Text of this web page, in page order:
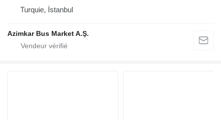
Turquie, İstanbul
Azimkar Bus Market A.Ş.